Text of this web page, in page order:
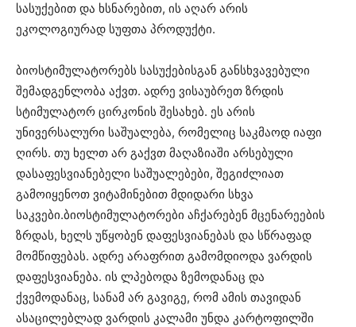
სასუქებით და ხსნარებით, ის აღარ არის
ეკოლოგიურად სუფთა პროდუქტი.
ბიოსტიმულატორებს სასუქებისგან განსხვავებული
შემადგენლობა აქვთ. ადრე ვისაუბრეთ ზრდის
სტიმულატორ ცირკონის შესახებ. ეს არის
უნივერსალური საშუალება, რომელიც საკმაოდ იაფი
ღირს. თუ ხელთ არ გაქვთ მაღაზიაში არსებული
დასაფესვიანებელი საშუალებები, შეგიძლიათ
გამოიყენოთ ვიტამინებით მდიდარი სხვა
საკვები.ბიოსტიმულატორები აჩქარებენ მცენარეების
ზრდას, ხელს უწყობენ დაფესვიანებას და სწრაფად
მომწიფებას. ადრე არაფრით გამომდიოდა ვარდის
დაფესვიანება. ის ლპებოდა ზემოდანაც და
ქვემოდანაც, სანამ არ გავიგე, რომ ამის თავიდან
ასაცილებლად ვარდის კალამი უნდა კარტოფილში